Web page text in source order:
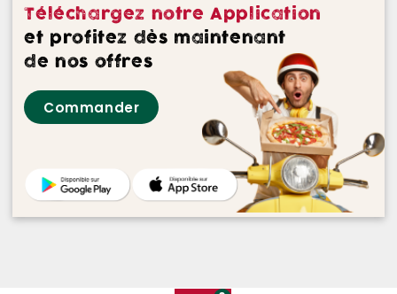
NOS VINS ROUGES
NOS VINS ROSES
NOS VINS BLANCS
Téléchargez notre Application
et profitez dès maintenant
de nos offres
Commander